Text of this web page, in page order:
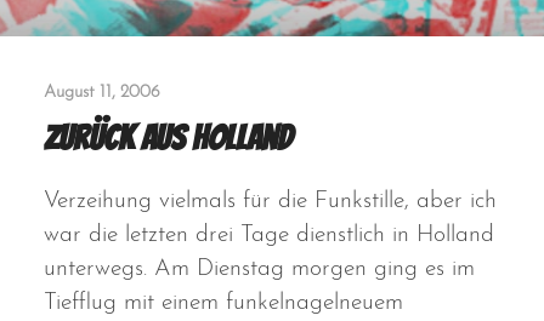
August 11, 2006
Zurück aus Holland
Verzeihung vielmals für die Funkstille, aber ich
war die letzten drei Tage dienstlich in Holland
unterwegs. Am Dienstag morgen ging es im
Tiefflug mit einem funkelnagelneuem